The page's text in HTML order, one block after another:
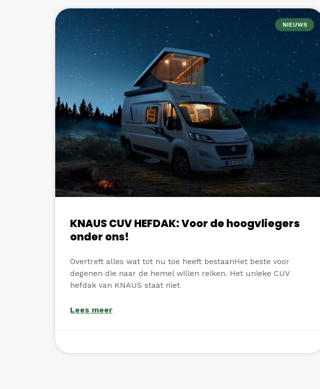
NIEUWS
KNAUS CUV HEFDAK: Voor de hoogvliegers
onder ons!
Overtreft alles wat tot nu toe heeft bestaanHet beste voor
degenen die naar de hemel willen reiken. Het unieke CUV
hefdak van KNAUS staat niet
Lees meer